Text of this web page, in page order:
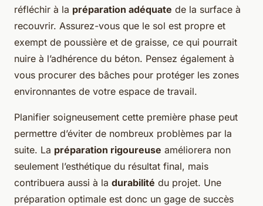
réfléchir à la préparation adéquate de la surface à
recouvrir. Assurez-vous que le sol est propre et
exempt de poussière et de graisse, ce qui pourrait
nuire à l’adhérence du béton. Pensez également à
vous procurer des bâches pour protéger les zones
environnantes de votre espace de travail.
Planifier soigneusement cette première phase peut
permettre d’éviter de nombreux problèmes par la
suite. La préparation rigoureuse améliorera non
seulement l’esthétique du résultat final, mais
contribuera aussi à la durabilité du projet. Une
préparation optimale est donc un gage de succès